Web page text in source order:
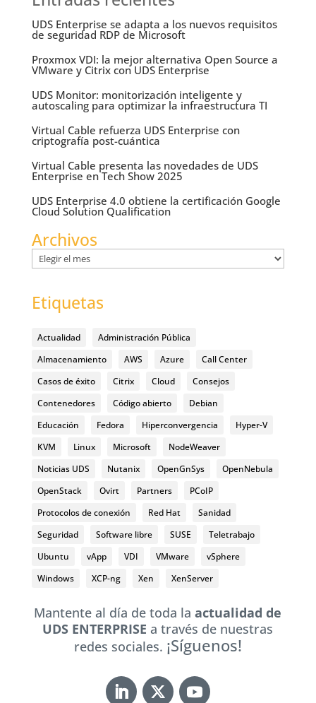
UDS Enterprise se adapta a los nuevos requisitos
de seguridad RDP de Microsoft
Proxmox VDI: la mejor alternativa Open Source a
VMware y Citrix con UDS Enterprise
UDS Monitor: monitorización inteligente y
autoscaling para optimizar la infraestructura TI
Virtual Cable refuerza UDS Enterprise con
criptografía post-cuántica
Virtual Cable presenta las novedades de UDS
Enterprise en Tech Show 2025
UDS Enterprise 4.0 obtiene la certificación Google
Cloud Solution Qualification
Archivos
Archivos
Etiquetas
Actualidad
Administración Pública
Almacenamiento
AWS Azure
Call Center
Casos de éxito
Citrix Cloud
Consejos
Contenedores
Código abierto
Debian
Educación
Fedora Hiperconvergencia
Hyper-V
KVM
Linux Microsoft
NodeWeaver
Noticias UDS
Nutanix OpenGnSys
OpenNebula
OpenStack
Ovirt Partners
PCoIP
Protocolos de conexión
Red Hat
Sanidad
Seguridad
Software libre SUSE
Teletrabajo
Ubuntu
vApp VDI VMware
vSphere
Windows
XCP-ng Xen XenServer
Mantente al día de toda laactualidad de
UDS ENTERPRISEa través de nuestras
redes sociales. ¡Síguenos!